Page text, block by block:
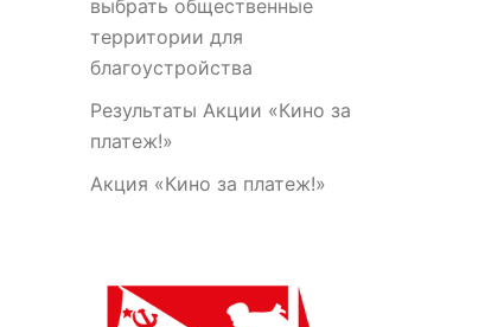
выбрать общественные
территории для
благоустройства
Результаты Акции «Кино за
платеж!»
Акция «Кино за платеж!»